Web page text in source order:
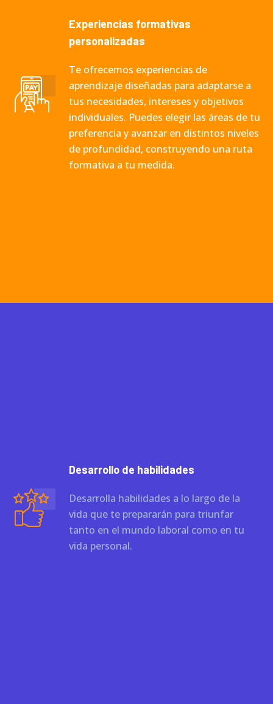
Experiencias formativas
personalizadas
Te ofrecemos experiencias de
aprendizaje diseñadas para adaptarse a
tus necesidades, intereses y objetivos
individuales. Puedes elegir las áreas de tu
preferencia y avanzar en distintos niveles
de profundidad, construyendo una ruta
formativa a tu medida.
Desarrollo de habilidades
Desarrolla habilidades a lo largo de la
vida que te prepararán para triunfar
tanto en el mundo laboral como en tu
vida personal.